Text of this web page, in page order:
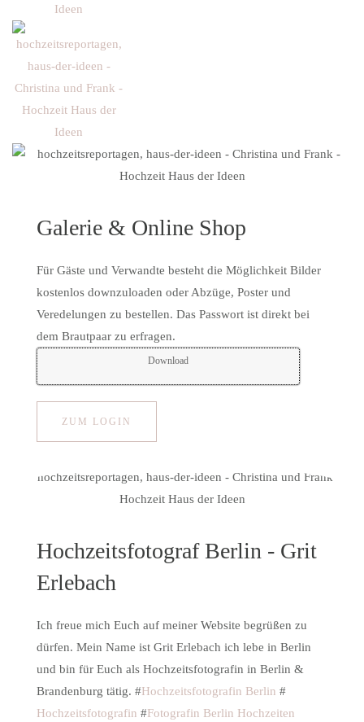
Galerie & Online Shop
Für Gäste und Verwandte besteht die Möglichkeit Bilder
kostenlos downzuloaden oder Abzüge, Poster und
Veredelungen zu bestellen. Das Passwort ist direkt bei
dem Brautpaar zu erfragen.
Download
ZUM LOGIN
Hochzeitsfotograf Berlin - Grit
Erlebach
Ich freue mich Euch auf meiner Website begrüßen zu
dürfen. Mein Name ist Grit Erlebach ich lebe in Berlin
und bin für Euch als Hochzeitsfotografin in Berlin &
Brandenburg tätig. #Hochzeitsfotografin Berlin #
Hochzeitsfotografin #Fotografin Berlin Hochzeiten